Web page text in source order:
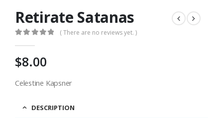
Retirate Satanas
( There are no reviews yet. )
$8.00
Celestine Kapsner
DESCRIPTION